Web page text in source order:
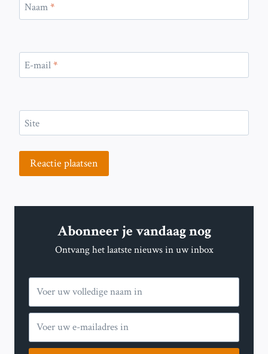
Naam*
E-mail*
Site
Abonneer je vandaag nog
Ontvang het laatste nieuws in uw inbox